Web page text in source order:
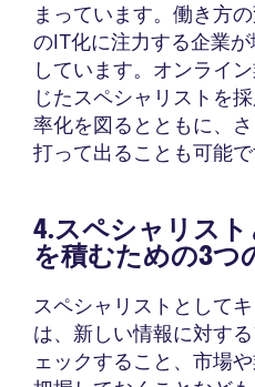
まっています。働き方
のIT化に注力する企業
しています。オンライ
じたスペシャリストを
率化を図るとともに、
打って出ることも可能で
4.スペシャリス
を積むための3つ
スペシャリストとして
は、新しい情報に対す
ェックすること、市場